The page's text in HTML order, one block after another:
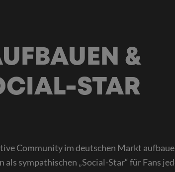
&
STAR
Community im deutschen Markt
sympathischen „Social-Star“ für Fans